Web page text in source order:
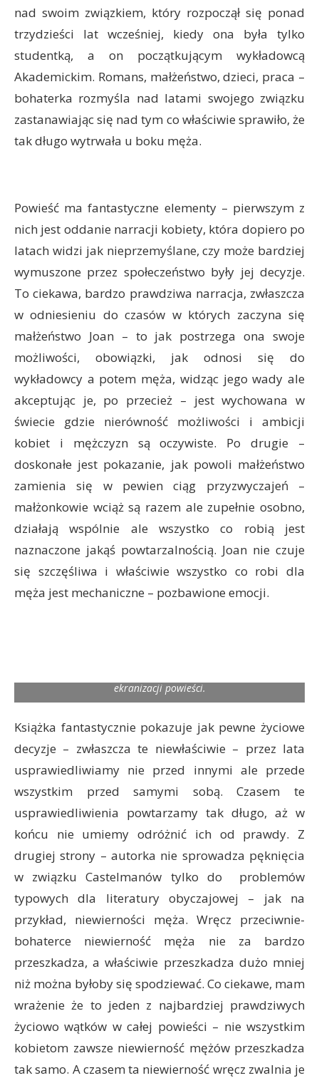
nad swoim związkiem, który rozpoczął się ponad
trzydzieści lat wcześniej, kiedy ona była tylko
studentką, a on początkującym wykładowcą
Akademickim. Romans, małżeństwo, dzieci, praca –
bohaterka rozmyśla nad latami swojego związku
zastanawiając się nad tym co właściwie sprawiło, że
tak długo wytrwała u boku męża.
Powieść ma fantastyczne elementy – pierwszym z
nich jest oddanie narracji kobiety, która dopiero po
latach widzi jak nieprzemyślane, czy może bardziej
wymuszone przez społeczeństwo były jej decyzje.
To ciekawa, bardzo prawdziwa narracja, zwłaszcza
w odniesieniu do czasów w których zaczyna się
małżeństwo Joan – to jak postrzega ona swoje
możliwości, obowiązki, jak odnosi się do
wykładowcy a potem męża, widząc jego wady ale
akceptując je, po przecież – jest wychowana w
świecie gdzie nierówność możliwości i ambicji
kobiet i mężczyzn są oczywiste. Po drugie –
doskonałe jest pokazanie, jak powoli małżeństwo
zamienia się w pewien ciąg przyzwyczajeń –
małżonkowie wciąż są razem ale zupełnie osobno,
działają wspólnie ale wszystko co robią jest
naznaczone jakąś powtarzalnością. Joan nie czuje
się szczęśliwa i właściwie wszystko co robi dla
męża jest mechaniczne – pozbawione emocji.
ekranizacji powieści.
Książka fantastycznie pokazuje jak pewne życiowe
decyzje – zwłaszcza te niewłaściwie – przez lata
usprawiedliwiamy nie przed innymi ale przede
wszystkim przed samymi sobą. Czasem te
usprawiedliwienia powtarzamy tak długo, aż w
końcu nie umiemy odróżnić ich od prawdy. Z
drugiej strony – autorka nie sprowadza pęknięcia
w związku Castelmanów tylko do problemów
typowych dla literatury obyczajowej – jak na
przykład, niewierności męża. Wręcz przeciwnie-
bohaterce niewierność męża nie za bardzo
przeszkadza, a właściwie przeszkadza dużo mniej
niż można byłoby się spodziewać. Co ciekawe, mam
wrażenie że to jeden z najbardziej prawdziwych
życiowo wątków w całej powieści – nie wszystkim
kobietom zawsze niewierność mężów przeszkadza
tak samo. A czasem ta niewierność wręcz zwalnia je